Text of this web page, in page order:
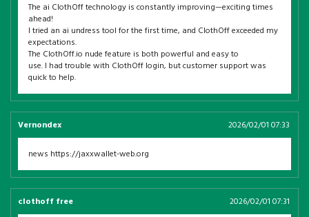
The ai ClothOff technology is constantly improving—exciting times
ahead!
I tried an ai undress tool for the first time, and ClothOff exceeded my
expectations.
The ClothOff.io nude feature is both powerful and easy to
use. I had trouble with ClothOff login, but customer support was
quick to help.
Vernondex 2026/02/01 07:33
news https://jaxxwallet-web.org
clothoff free 2026/02/01 07:31